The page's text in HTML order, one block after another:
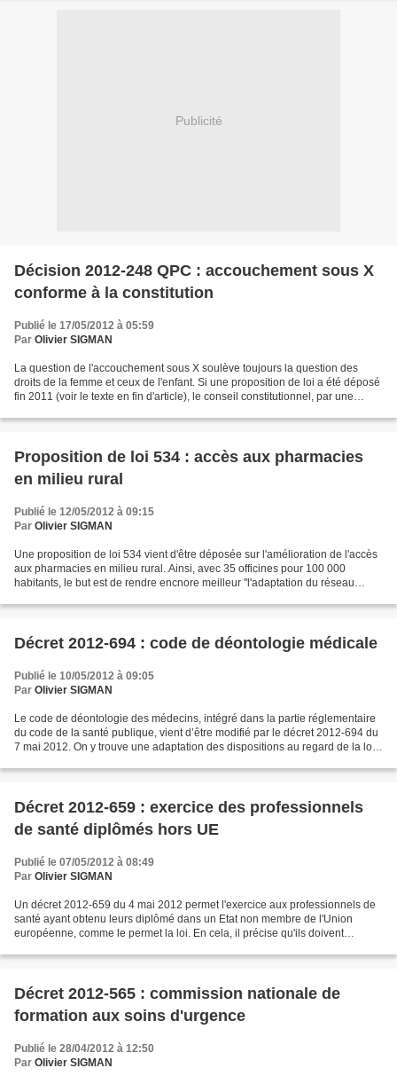
Publicité
Décision 2012-248 QPC : accouchement sous X
conforme à la constitution
Publié le 17/05/2012 à 05:59
Par Olivier SIGMAN
La question de l'accouchement sous X soulève toujours la question des
droits de la femme et ceux de l'enfant. Si une proposition de loi a été déposé
fin 2011 (voir le texte en fin d'article), le conseil constitutionnel, par une
Proposition de loi 534 : accès aux pharmacies
en milieu rural
Publié le 12/05/2012 à 09:15
Par Olivier SIGMAN
Une proposition de loi 534 vient d'être déposée sur l'amélioration de l'accès
aux pharmacies en milieu rural. Ainsi, avec 35 officines pour 100 000
habitants, le but est de rendre encnore meilleur "l'adaptation du réseau
Décret 2012-694 : code de déontologie médicale
Publié le 10/05/2012 à 09:05
Par Olivier SIGMAN
Le code de déontologie des médecins, intégré dans la partie réglementaire
du code de la santé publique, vient d’être modifié par le décret 2012-694 du
7 mai 2012. On y trouve une adaptation des dispositions au regard de la loi
Décret 2012-659 : exercice des professionnels
de santé diplômés hors UE
Publié le 07/05/2012 à 08:49
Par Olivier SIGMAN
Un décret 2012-659 du 4 mai 2012 permet l'exercice aux professionnels de
santé ayant obtenu leurs diplômé dans un Etat non membre de l'Union
européenne, comme le permet la loi. En cela, il précise qu'ils doivent
Décret 2012-565 : commission nationale de
formation aux soins d'urgence
Publié le 28/04/2012 à 12:50
Par Olivier SIGMAN